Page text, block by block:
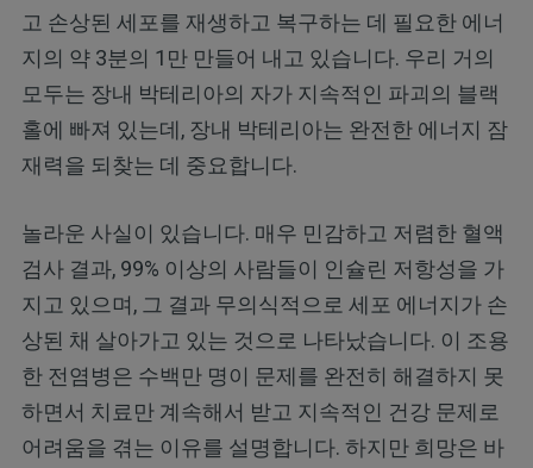
고 손상된 세포를 재생하고 복구하는 데 필요한 에너
지의 약 3분의 1만 만들어 내고 있습니다. 우리 거의
모두는 장내 박테리아의 자가 지속적인 파괴의 블랙
홀에 빠져 있는데, 장내 박테리아는 완전한 에너지 잠
재력을 되찾는 데 중요합니다.
놀라운 사실이 있습니다. 매우 민감하고 저렴한 혈액
검사 결과, 99% 이상의 사람들이 인슐린 저항성을 가
지고 있으며, 그 결과 무의식적으로 세포 에너지가 손
상된 채 살아가고 있는 것으로 나타났습니다. 이 조용
한 전염병은 수백만 명이 문제를 완전히 해결하지 못
하면서 치료만 계속해서 받고 지속적인 건강 문제로
어려움을 겪는 이유를 설명합니다. 하지만 희망은 바